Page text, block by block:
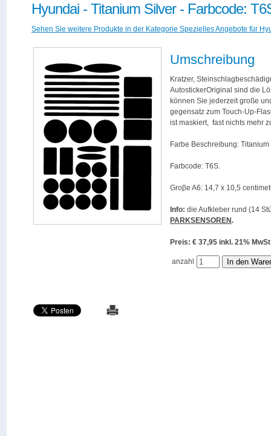
Hyundai - Titanium Silver - Farbcode:
Sehen Sie weitere Produkte in der Kategorie Spezielles Angebote für
Umschreibung
Kratzer,
AutostickerOriginal sind die
können Sie jederzeit große
gegensatz zum Touch-Up-
ist maskiert, fast nichts mehr
Farbe Beschreibung: Titanium
Farbcode: T6S.
Groβe A6: 14,7 x 10,5
Info: die Aufkleber rund (14
PARKSENSOREN.
Preis: € 37,95 inkl. 21%
anzahl